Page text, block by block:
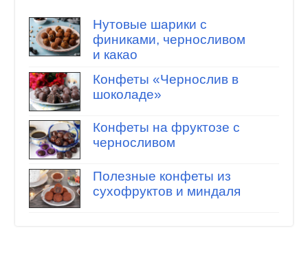
Нутовые шарики с
финиками, черносливом
и какао
Конфеты «Чернослив в
шоколаде»
Конфеты на фруктозе с
черносливом
Полезные конфеты из
сухофруктов и миндаля